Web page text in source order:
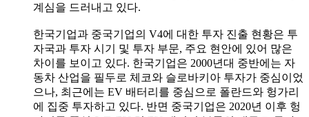
계심을 드러내고 있다.
한국기업과 중국기업의 V4에 대한 투자 진출 현황은 투
자국과 투자 시기 및 투자 부문, 주요 현안에 있어 많은
차이를 보이고 있다. 한국기업은 2000년대 중반에는 자
동차 산업을 필두로 체코와 슬로바키아 투자가 중심이었
으나, 최근에는 EV 배터리를 중심으로 폴란드와 헝가리
에 집중 투자하고 있다. 반면 중국기업은 2020년 이후 헝